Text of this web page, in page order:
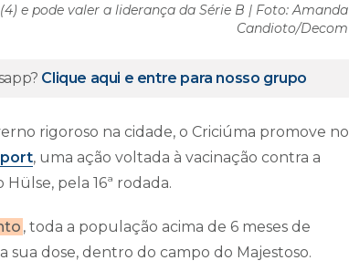
e pode valer a liderança da Série B | Foto: Amanda
Candioto/Decom
Clique aqui e entre para nosso grupo
rigoroso na cidade, o Criciúma promove no
, uma ação voltada à vacinação contra a
pela 16ª rodada.
, toda a população acima de 6 meses de
dose, dentro do campo do Majestoso.